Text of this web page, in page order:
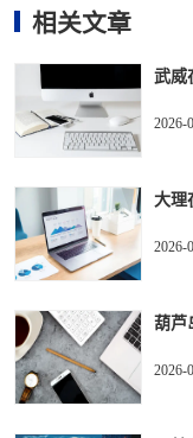
相关文章
武威
2026-
大理
2026-
葫芦
2026-